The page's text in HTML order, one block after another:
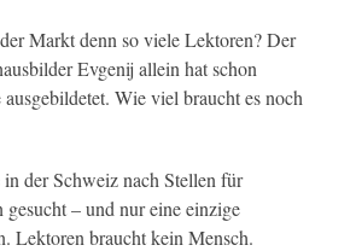
Markt denn so viele Lektoren? Der
Evgenij allein hat schon
ausgebildetet. Wie viel braucht es noch
in der Schweiz nach Stellen für
gesucht – und nur eine einzige
Lektoren braucht kein Mensch.